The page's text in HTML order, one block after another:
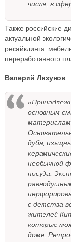
числе, в
Также российские
актуальной
ресайклинга:
переработанного
Валерий Лизунов:
основным
дуба,
необычной
посуда.
с детства
жителей
которые
доме.